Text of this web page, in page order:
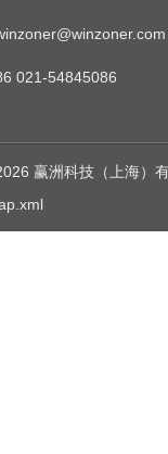
021-54845086
赢洲科技（上海